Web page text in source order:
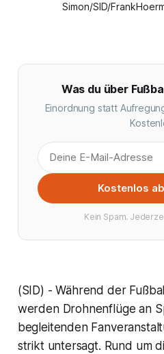
Simon/SID/
Was du über
Einordnung statt
Kostenlos
Kein Spam.
(SID) - Während der
werden Drohnenflüge an
begleitenden
strikt untersagt. Rund um